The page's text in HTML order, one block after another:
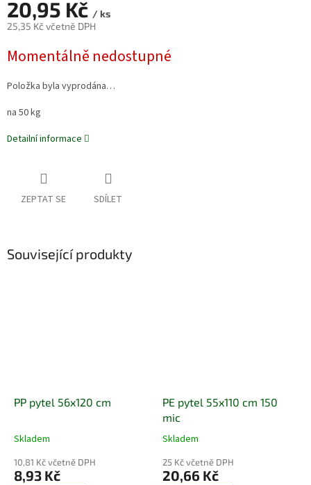
20,95 Kč / ks
25,35 Kč včetně DPH
cena:
Momentálně nedostupné
Položka byla vyprodána…
na 50 kg
Detailní informace
ZEPTAT SE SDÍLET
Související produkty
PP pytel 56x120 cm
Skladem
10,81 Kč včetně DPH
8,93 Kč
PE pytel 55x110 cm 150
mic
Skladem
25 Kč včetně DPH
20,66 Kč